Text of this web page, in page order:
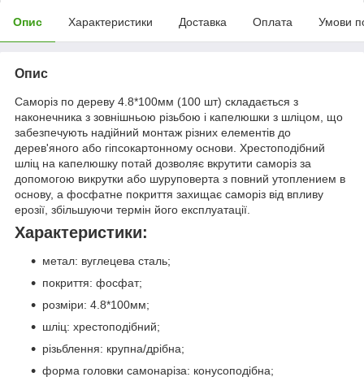
Опис Характеристики Доставка Оплата Умови
Опис
Саморіз по дереву 4.8*100мм (100 шт) складається з
наконечника з зовнішньою різьбою і капелюшки з шліцом, що
забезпечують надійний монтаж різних елементів до
дерев'яного або гіпсокартонному основи. Хрестоподібний
шліц на капелюшку потай дозволяє вкрутити саморіз за
допомогою викрутки або шуруповерта з повний утоплением в
основу, а фосфатне покриття захищає саморіз від впливу
ерозії, збільшуючи термін його експлуатації.
Характеристики:
метал: вуглецева сталь;
покриття: фосфат;
розміри: 4.8*100мм;
шліц: хрестоподібний;
різьблення: крупна/дрібна;
форма головки самонаріза: конусоподібна;